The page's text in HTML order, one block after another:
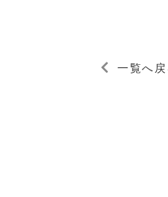
一覧へ戻